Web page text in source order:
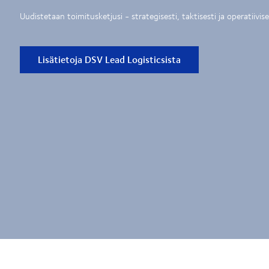
Uudistetaan toimitusketjusi - strategisesti, taktisesti ja
Lisätietoja DSV Lead Logisticsista